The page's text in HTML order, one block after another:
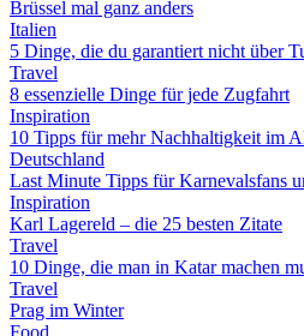
Brüssel mal ganz anders
Italien
5 Dinge, die du garantiert nicht über
Travel
8 essenzielle Dinge für jede Zugfahrt
Inspiration
10 Tipps für mehr Nachhaltigkeit im
Deutschland
Last Minute Tipps für Karnevalsfans
Inspiration
Karl Lagereld – die 25 besten Zitate
Travel
10 Dinge, die man in Katar machen
Travel
Prag im Winter
Food